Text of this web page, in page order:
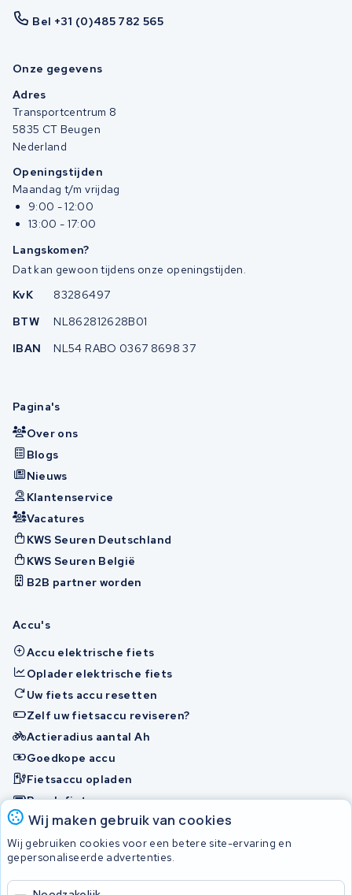
Wij maken gebruik van cookies
Wij gebruiken cookies voor een betere site-ervaring en
gepersonaliseerde advertenties.
Bel +31 (0)485 782 565
Onze gegevens
Adres
Transportcentrum 8
5835 CT Beugen
Nederland
Openingstijden
Maandag t/m vrijdag
9:00 - 12:00
13:00 - 17:00
Langskomen?
Dat kan gewoon tijdens onze openingstijden.
KvK
83286497
BTW
NL862812628B01
IBAN
NL54 RABO 0367 8698 37
Pagina's
Over ons
Blogs
Nieuws
Klantenservice
Vacatures
KWS Seuren Deutschland
KWS Seuren België
B2B partner worden
Accu's
Accu elektrische fiets
Oplader elektrische fiets
Uw fiets accu resetten
Zelf uw fietsaccu reviseren?
Actieradius aantal Ah
Goedkope accu
Fietsaccu opladen
Bosch fietsaccu
Nakijken en contact opnemen
Onherstelbaar